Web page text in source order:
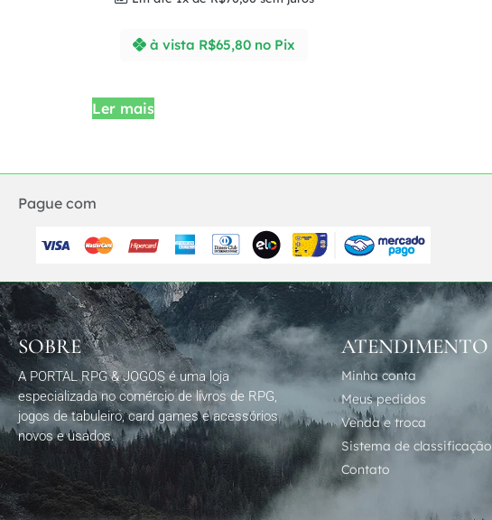
à vista R$65,80 no Pix
Ler mais
Pague com
SOBRE
A PORTAL RPG & JOGOS é uma loja
especializada no comércio de livros de RPG,
jogos de tabuleiro, card games e acessórios
novos e usados.
ATENDIMENTO
Minha conta
Meus pedidos
Venda e troca
Sistema de classificação
Contato